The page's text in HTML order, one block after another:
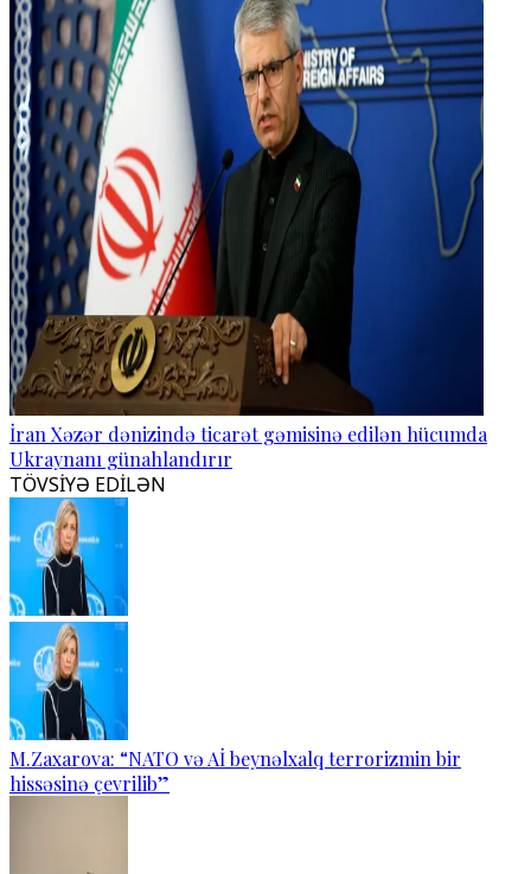
İran Xəzər dənizində ticarət gəmisinə edilən hücumda
Ukraynanı günahlandırır
TÖVSİYƏ EDİLƏN
M.Zaxarova: “NATO və Aİ beynəlxalq terrorizmin bir
hissəsinə çevrilib”